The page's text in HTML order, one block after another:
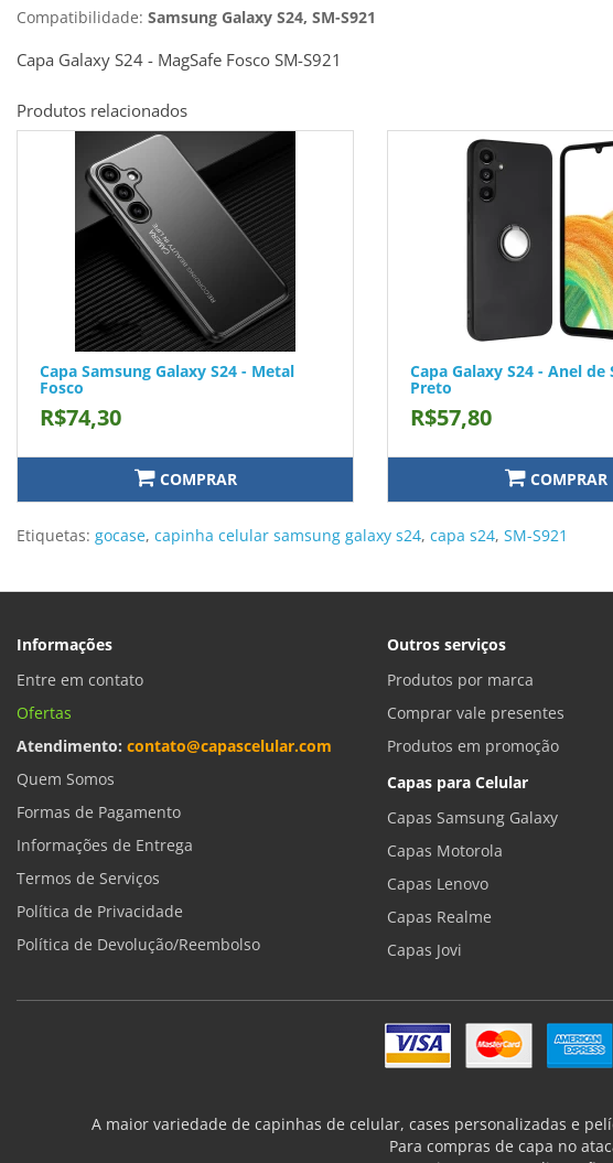
Compatibilidade: Samsung Galaxy S24, SM-S921
Capa Galaxy S24 - MagSafe Fosco SM-S921
Produtos relacionados
Capa Samsung Galaxy S24 - Metal
Fosco
R$74,30
COMPRAR
Capa Galaxy S24 - Anel
Preto
R$57,80
COMPRAR
Etiquetas: gocase, capinha celular samsung galaxy s24, capa s24, SM-S921
Informações
Entre em contato
Ofertas
Atendimento: contato@capascelular.com
Quem Somos
Formas de Pagamento
Informações de Entrega
Termos de Serviços
Política de Privacidade
Política de Devolução/Reembolso
Outros serviços
Produtos por marca
Comprar vale presentes
Produtos em promoção
Capas para Celular
Capas Samsung Galaxy
Capas Motorola
Capas Lenovo
Capas Realme
Capas Jovi
A maior variedade de capinhas de celular, cases personalizadas e
Para compras de capa no